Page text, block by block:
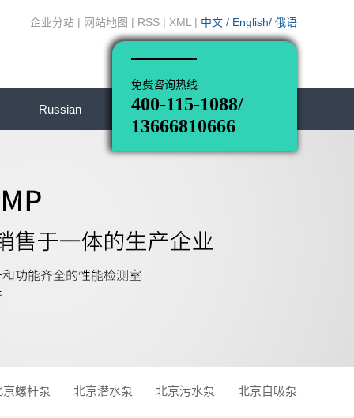
企业分站 | 网站地图 | RSS | XML | 中文 / English/ 俄语
免费咨询热线
400-115-1088/
13666810666
Russian
京螺杆泵 北京潜水泵 北京污水泵 北京自吸泵